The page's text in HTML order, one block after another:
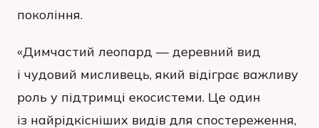
покоління.
«Димчастий леопард — деревний вид
і чудовий мисливець, який відіграє важливу
роль у підтримці екосистеми. Це один
із найрідкісніших видів для спостереження,